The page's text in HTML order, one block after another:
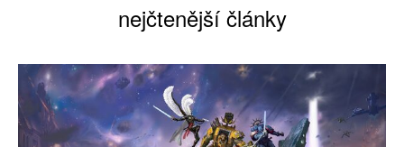
nejčtenější články